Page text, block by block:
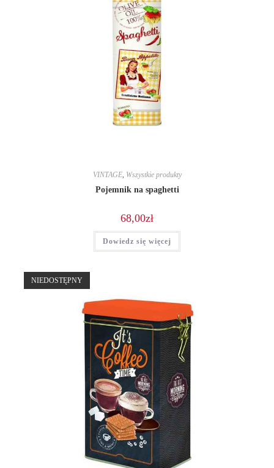
VINTAGE, Wszystkie produkty
Pojemnik na spaghetti
68,00zł
Dowiedz się więcej
NIEDOSTĘPNY